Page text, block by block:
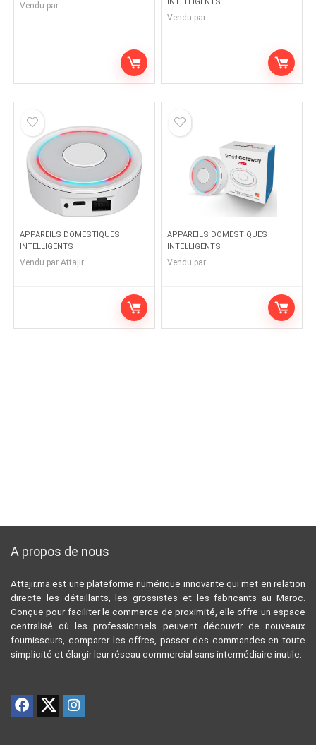
Vendu par
Vendu par
APPAREILS DOMESTIQUES
INTELLIGENTS
Vendu par Attajir
APPAREILS DOMESTIQUES
INTELLIGENTS
Vendu par
A propos de nous
Attajir.ma est une plateforme numérique innovante qui met en relation
directe les détaillants, les grossistes et les fabricants au Maroc.
Conçue pour faciliter le commerce de proximité, elle offre un espace
centralisé où les professionnels peuvent découvrir de nouveaux
fournisseurs, comparer les offres, passer des commandes en toute
simplicité et élargir leur réseau commercial sans intermédiaire inutile.